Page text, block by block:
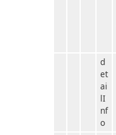
d
et
ai
lI
nf
o